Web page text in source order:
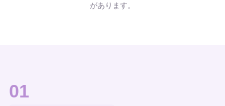
があります。
01